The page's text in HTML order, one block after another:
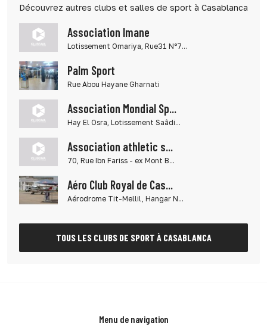
Découvrez autres clubs et salles de sport à Casablanca
Association Imane
Lotissement Omariya, Rue31 N°7...
Palm Sport
Rue Abou Hayane Gharnati
Association Mondial Sp...
Hay El Osra, Lotissement Saâdi...
Association athletic s...
70, Rue Ibn Fariss - ex Mont B...
Aéro Club Royal de Cas...
Aérodrome Tit-Mellil, Hangar N...
TOUS LES CLUBS DE SPORT À CASABLANCA
Menu de navigation